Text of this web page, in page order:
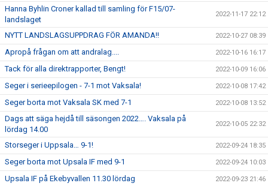
Hanna Byhlin Croner kallad till samling för F15/07-
landslaget
2022-11-17 22:12
NYTT LANDSLAGSUPPDRAG FÖR AMANDA!! 2022-10-27 08:39
Apropå frågan om att andralag.... 2022-10-16 16:17
Tack för alla direktrapporter, Bengt! 2022-10-09 16:06
Seger i serieepilogen - 7-1 mot Vaksala! 2022-10-08 17:42
Seger borta mot Vaksala SK med 7-1 2022-10-08 13:52
Dags att säga hejdå till säsongen 2022…. Vaksala på
lördag 14.00
2022-10-05 22:32
Storseger i Uppsala… 9-1! 2022-09-24 18:35
Seger borta mot Upsala IF med 9-1 2022-09-24 10:03
Upsala IF på Ekebyvallen 11.30 lördag 2022-09-23 21:46